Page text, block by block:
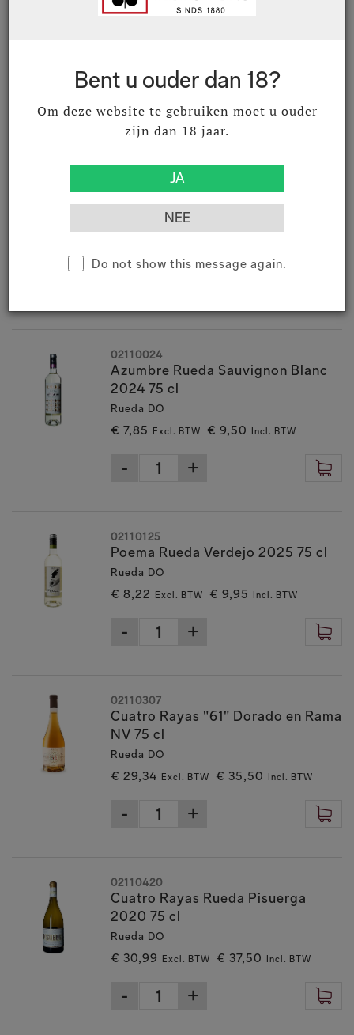
Bent u ouder dan 18?
Om deze website te gebruiken moet u ouder
zijn dan 18 jaar.
Do not show this message again.
€ 29,34 Excl. BTW € 35,50 Incl. BTW
02040218
Adegas Valmiñor Davila 2023 75 cl
Rías Baixas, O Rosal DO
02040623
Azumbre Rueda Sauvignon Blanc
2024 75 cl
Rueda DO
€ 7,85 Excl. BTW € 9,50 Incl. BTW
02110024
Poema Rueda Verdejo 2025 75 cl
Rueda DO
€ 8,22 Excl. BTW € 9,95 Incl. BTW
02110125
Cuatro Rayas "61" Dorado en Rama
NV 75 cl
Rueda DO
€ 29,34 Excl. BTW € 35,50 Incl. BTW
02110307
Cuatro Rayas Rueda Pisuerga
2020 75 cl
Rueda DO
€ 30,99 Excl. BTW € 37,50 Incl. BTW
02110420